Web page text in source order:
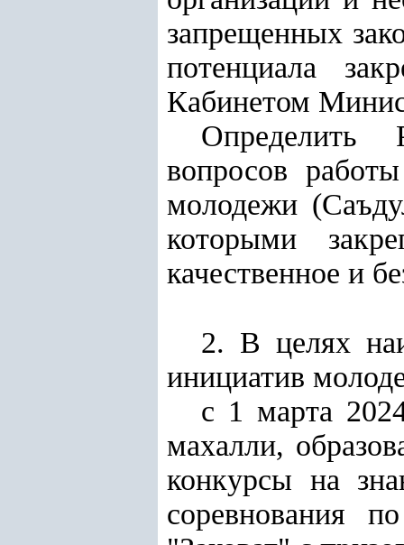
запрещенных
потенциала
Кабинетом
Определить
вопросов
молодежи
которыми
качественное и
2. В целях
инициатив
с 1 марта
махалли,
конкурсы на
соревнования